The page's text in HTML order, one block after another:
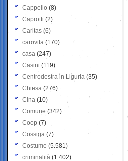
Cappello (8)
Caprotti (2)
Caritas (6)
carovita (170)
casa (247)
Casini (119)
Centrodestra in Liguria (35)
Chiesa (276)
Cina (10)
Comune (342)
Coop (7)
Cossiga (7)
Costume (5.581)
criminalità (1.402)